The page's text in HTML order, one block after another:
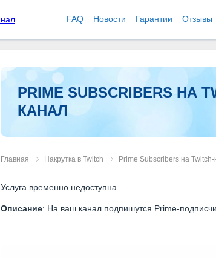
FAQ Новости Гарантии Отзывы
PRIME SUBSCRIBERS НА
КАНАЛ
Главная Накрутка в Twitch Prime Subscribers на Twitch-
Услуга временно недоступна.
Описание: На ваш канал подпишутся Prime-